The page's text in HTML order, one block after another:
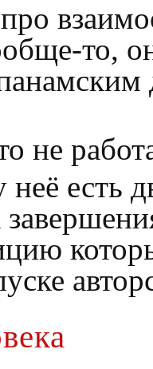
то,
не
неё есть